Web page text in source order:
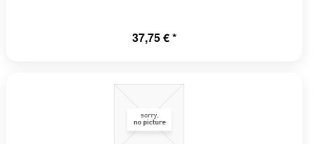
37,75 € *